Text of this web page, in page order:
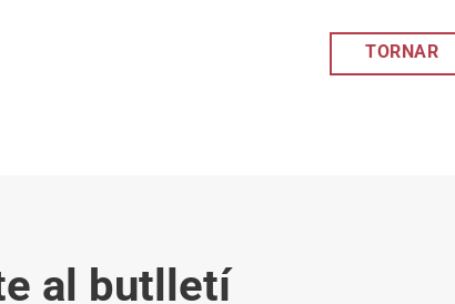
TORNAR
al butlletí